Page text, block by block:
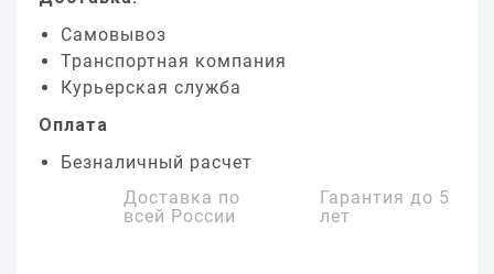
Самовывоз
Транспортная компания
Курьерская служба
Оплата
Безналичный расчет
Доставка по
всей России
Гарантия до 5
лет